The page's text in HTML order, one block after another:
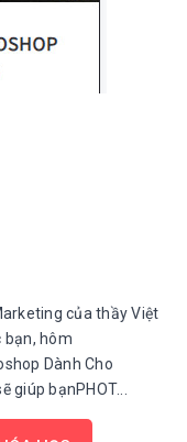
của thầy Việt
hôm
Dành Cho
giúp bạnPHOT...